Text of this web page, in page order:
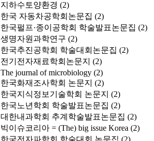
지하수토양환경 (2)
한국 자동차공학회논문집 (2)
한국펄프·종이공학회 학술발표논문집 (2)
생명자원과학연구 (2)
한국추진공학회 학술대회논문집 (2)
전기전자재료학회논문지 (2)
The journal of microbiology (2)
한국화재조사학회 논문지 (2)
한국지식정보기술학회 논문지 (2)
한국노년학회 학술발표논문집 (2)
대한내과학회 추계학술발표논문집 (2)
빅이슈코리아 = (The) big issue Korea (2)
한국전자파학회 학술대회 논문집 (2)